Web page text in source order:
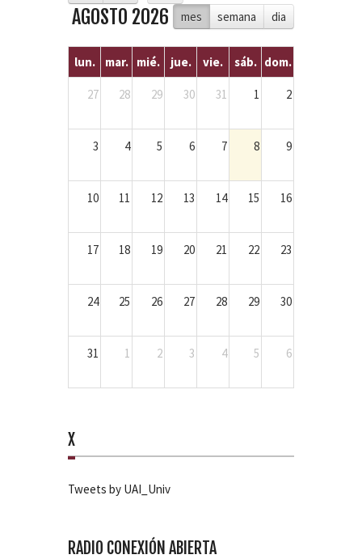
mes
semana dia
AGOSTO 2026
lun. mar. mié. jue. vie. sáb. dom.
27 28 29 30 31 1 2
3 4 5 6 7 8 9
10 11 12 13 14 15 16
17 18 19 20 21 22 23
24 25 26 27 28 29 30
31 1 2 3 4 5 6
X
Tweets by UAI_Univ
RADIO CONEXIÓN ABIERTA